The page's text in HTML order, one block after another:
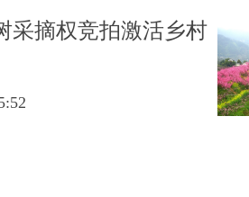
采摘权竞拍激活乡村